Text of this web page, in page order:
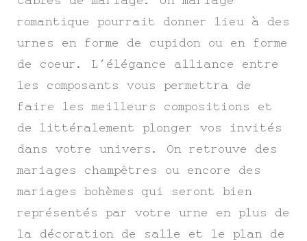
romantique pourrait donner lieu à des
urnes en forme de cupidon ou en forme
de coeur. L’élégance alliance entre
les composants vous permettra de
faire les meilleurs compositions et
de littéralement plonger vos invités
dans votre univers. On retrouve des
mariages champêtres ou encore des
mariages bohèmes qui seront bien
représentés par votre urne en plus de
la décoration de salle et le plan de